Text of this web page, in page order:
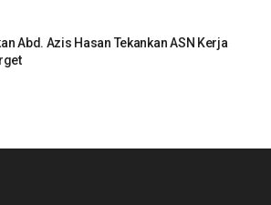
Abd. Azis Hasan Tekankan ASN Kerja